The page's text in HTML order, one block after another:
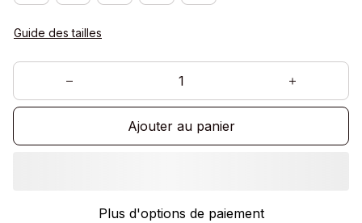
Guide des tailles
Ajouter au panier
Plus d'options de paiement